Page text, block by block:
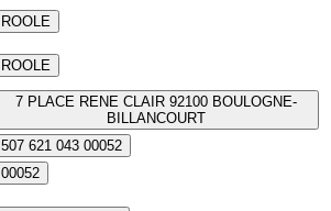
ROOLE
ROOLE
7 PLACE RENE CLAIR 92100 BOULOGNE-
BILLANCOURT
507 621 043 00052
00052